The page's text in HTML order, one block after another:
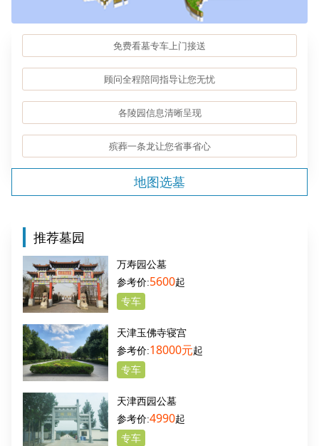
免费看墓专车上门接送
顾问全程陪同指导让您无忧
各陵园信息清晰呈现
殡葬一条龙让您省事省心
地图选墓
推荐墓园
万寿园公墓
5600起
专车
天津玉佛寺寝宫
18000元起
专车
天津西园公墓
4990起
专车